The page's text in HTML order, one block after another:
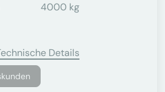
4000 kg
Details